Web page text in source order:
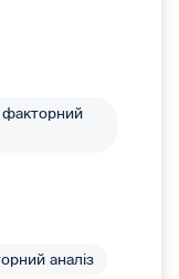
факторний
аналіз